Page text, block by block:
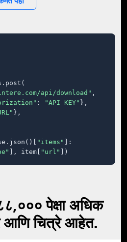
api/download" ,
: "API_KEY" },
},
"items"
]:
], item[ "url" ])
पेक्षा अधिक
आणि चित्रे आहेत.